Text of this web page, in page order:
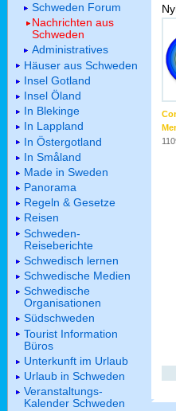
Schweden Forum
Nachrichten aus
Schweden
Administratives
Häuser aus Schweden
Insel Gotland
Insel Öland
In Blekinge
In Lappland
In Östergotland
In Småland
Made in Sweden
Panorama
Regeln & Gesetze
Reisen
Schweden-
Reiseberichte
Schwedisch lernen
Schwedische Medien
Schwedische
Organisationen
Südschweden
Tourist Information
Büros
Unterkunft im Urlaub
Urlaub in Schweden
Veranstaltungs-
Kalender Schweden